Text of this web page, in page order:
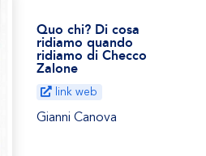
Quo chi? Di cosa
ridiamo quando
ridiamo di Checco
Zalone
link web
Gianni Canova